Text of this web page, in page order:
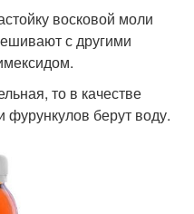
восковой моли
с другими
то в качестве
берут воду.